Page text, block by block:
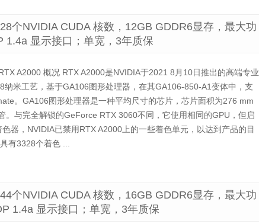
个NVIDIA CUDA 核数，12GB GDDR6显存，最大功
1.4a 显示接口；单宽，3年质保
A2000 概况 RTX A2000是NVIDIA于2021 8月10日推出的高端专业
纳米工艺，基于GA106图形处理器，在其GA106-850-A1变体中，支
。GA106图形处理器是一种平均尺寸的芯片，芯片面积为276 mm
。与完全解锁的GeForce RTX 3060不同，它使用相同的GPU，但启
器，NVIDIA已禁用RTX A2000上的一些着色单元，以达到产品的目
有3328个着色 ...
个NVIDIA CUDA 核数，16GB GDDR6显存，最大功
1.4a 显示接口；单宽，3年质保